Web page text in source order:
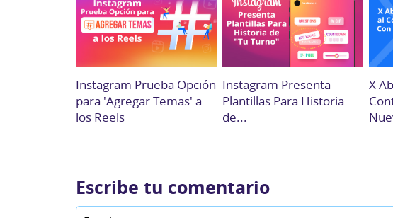
Instagram Prueba Opción
para 'Agregar Temas' a
los Reels
Instagram Presenta
Plantillas Para Historia
de...
X
Escribe tu comentario